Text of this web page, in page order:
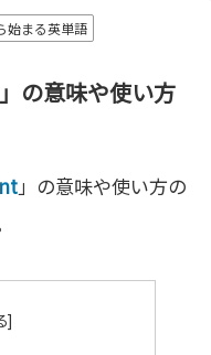
始まる英単語
の意味や使い方
」の意味や使い方の